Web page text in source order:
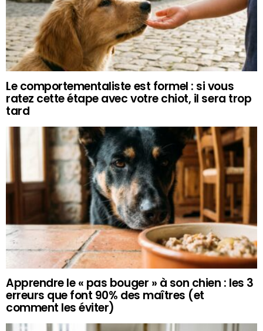
Le comportementaliste est formel : si vous
ratez cette étape avec votre chiot, il sera trop
tard
Apprendre le « pas bouger » à son chien : les 3
erreurs que font 90% des maîtres (et
comment les éviter)